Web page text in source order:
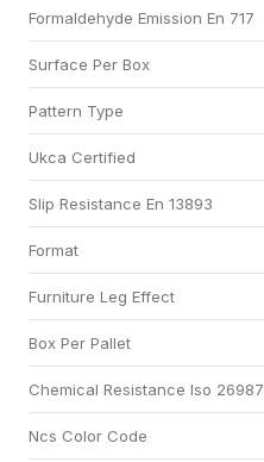
Formaldehyde Emission En 717
Surface Per Box
Pattern Type
Ukca Certified
Slip Resistance En 13893
Format
Furniture Leg Effect
Box Per Pallet
Chemical Resistance Iso 26987
Ncs Color Code